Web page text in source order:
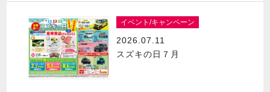
イベント/キャンペーン
2026.07.11
スズキの日７月